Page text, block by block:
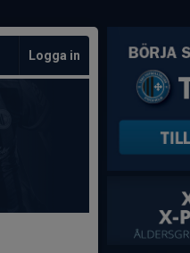
Logga in